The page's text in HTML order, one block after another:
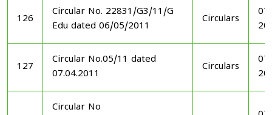
126
Circular No. 22831/G3/11/G
Edu dated 06/05/2011
Circulars
127
Circular No.05/11 dated
07.04.2011
Circulars
Circular No